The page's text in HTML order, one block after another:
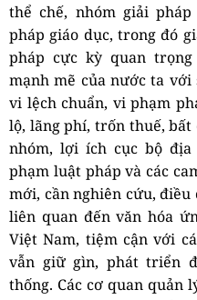
thể chế, nhóm giải
pháp giáo dục, trong đó g
pháp cực kỳ quan
mạnh mẽ của nước ta
vi lệch chuẩn, vi phạm
lộ, lãng phí, trốn thuế,
nhóm, lợi ích cục bộ
phạm luật pháp và các
mới, cần nghiên cứu,
liên quan đến văn hóa
Việt Nam, tiệm cận với
vẫn giữ gìn, phát triển
thống. Các cơ quan quản